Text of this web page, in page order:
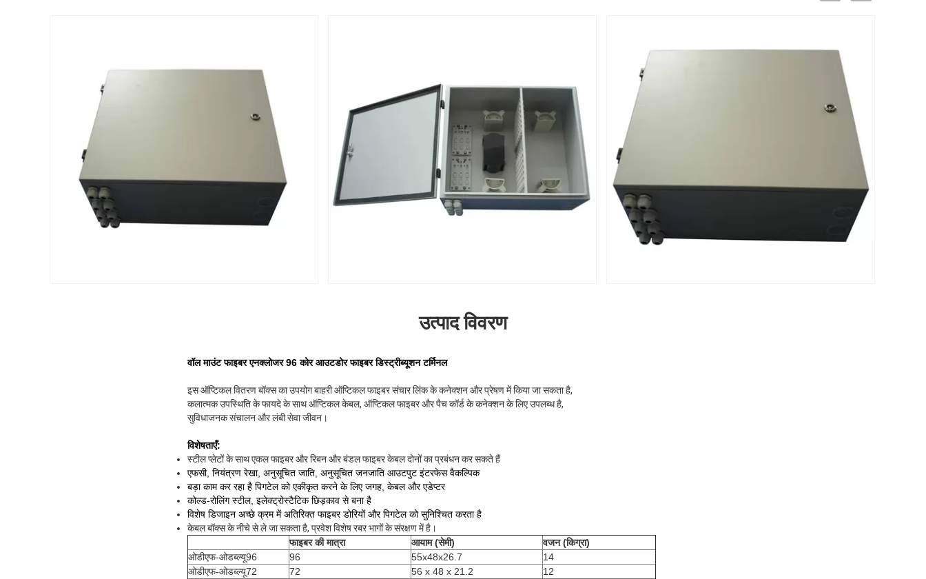
एक संदेश छोड़ें
उत्पाद विवरण
वॉल माउंट फाइबर एनक्लोजर 96 कोर आउटडोर फाइबर डिस्ट्रीब्यूशन टर्मिनल
इस ऑप्टिकल वितरण बॉक्स का उपयोग बाहरी ऑप्टिकल फाइबर संचार लिंक के कनेक्शन और प्रेषण में किया जा सकता है,
कलात्मक उपस्थिति के फायदे के साथ ऑप्टिकल केबल, ऑप्टिकल फाइबर और पैच कॉर्ड के कनेक्शन के लिए उपलब्ध है,
सुविधाजनक संचालन और लंबी सेवा जीवन।
विशेषताएँ:
स्टील प्लेटों के साथ एकल फाइबर और रिबन और बंडल फाइबर केबल दोनों का प्रबंधन कर सकते हैं
एफसी, नियंत्रण रेखा, अनुसूचित जाति, अनुसूचित जनजाति आउटपुट इंटरफेस वैकल्पिक
बड़ा काम कर रहा है पिगटेल को एकीकृत करने के लिए जगह, केबल और एडेप्टर
कोल्ड-रोलिंग स्टील, इलेक्ट्रोस्टैटिक छिड़काव से बना है
विशेष डिजाइन अच्छे क्रम में अतिरिक्त फाइबर डोरियों और पिगटेल को सुनिश्चित करता है
केबल बॉक्स के नीचे से ले जा सकता है, प्रवेश विशेष रबर भागों के संरक्षण में है।
फाइबर की मात्रा
आयाम (सेमी)
वजन (किग्रा)
ओडीएफ-ओडब्ल्यू96
96 55x48x26.7
14
ओडीएफ-ओडब्ल्यू72
72 56 x 48 x 21.2
12